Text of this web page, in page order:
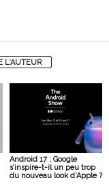
L'AUTEUR
Android 17 : Google
s’inspire-t-il un peu trop
du nouveau look d’Apple ?